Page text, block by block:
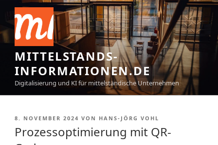
Zum
Inhalt
springen
MITTELSTANDS-
INFORMATIONEN.DE
Digitalisierung und KI für mittelständische Unternehmen
VERÖFFENTLICHT
8. NOVEMBER 2024 VON HANS-JÖRG VOHL
Prozessoptimierung mit QR-